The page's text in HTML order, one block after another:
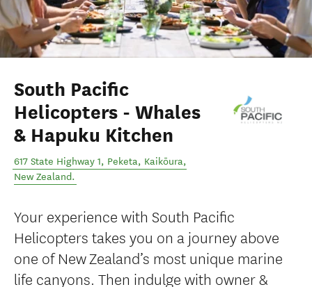
South Pacific
Helicopters - Whales
& Hapuku Kitchen
617 State Highway 1, Peketa, Kaikōura,
New Zealand.
Your experience with South Pacific
Helicopters takes you on a journey above
one of New Zealand’s most unique marine
life canyons. Then indulge with owner &